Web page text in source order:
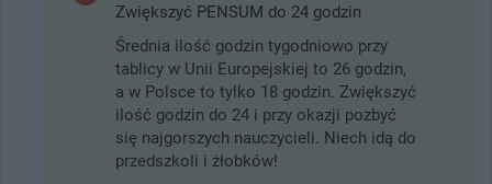
Zwiększyć PENSUM do 24 godzin
Średnia ilość godzin tygodniowo przy
tablicy w Unii Europejskiej to 26 godzin,
a w Polsce to tylko 18 godzin. Zwiększyć
ilość godzin do 24 i przy okazji pozbyć
się najgorszych nauczycieli. Niech idą do
przedszkoli i żłobków!